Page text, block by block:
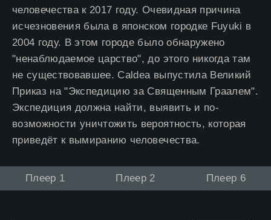
человечества к 2017 году. Очевидная причина
исчезновения была в японском городке Fuyuki в
2004 году. В этом городе было обнаружено
"ненаблюдаемое царство", до этого никогда там
не существовавшее. Caldea выпустила Великий
Приказ на "Экспедицию за Священным Граалем".
Экспедиция должна найти, выявить и по-
возможности уничтожить вероятность, которая
приведёт к вымиранию человечества.
Плеер 1 Плеер 2 Плеер 6